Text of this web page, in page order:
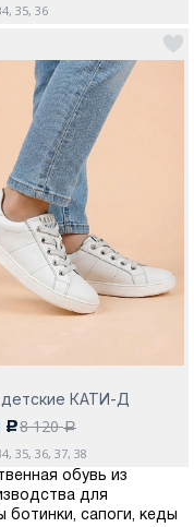
35, 36
КАТИ-Д
c8 120a
35, 36, 37, 38
обувь из
для
ботинки, сапоги, кеды